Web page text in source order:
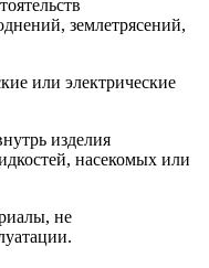
землетрясений,
или электрические
изделия
насекомых или
не